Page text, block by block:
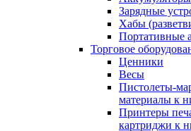
Зарядные
Хабы
Портативные
Торговое
Ценники
Весы
Пистолеты-
материалы к
Принтеры
картриджи к